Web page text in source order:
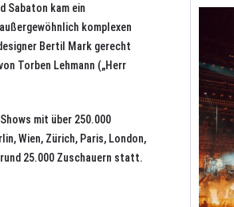
Sabaton kam ein
komplexen
Bertil Mark gerecht
Torben Lehmann („Herr
mit über 250.000
Wien, Zürich, Paris, London,
25.000 Zuschauern statt.